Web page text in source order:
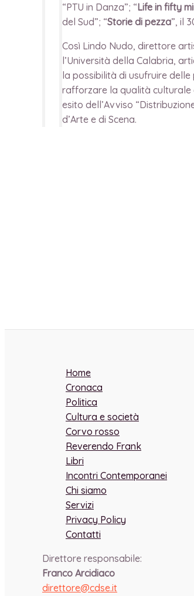
“PTU in Danza”; “Life in fifty
del Sud”; “Storie di pezza”, il
Così Lindo Nudo, direttore
l’Università della Calabria,
la possibilità di usufruire
rafforzare la qualità culturale
esito dell’Avviso
d’Arte e di Scena.
Home
Cronaca
Politica
Cultura e società
Corvo rosso
Reverendo Frank
Libri
Incontri Contemporanei
Chi siamo
Servizi
Privacy Policy
Contatti
Direttore responsabile:
Franco Arcidiaco
direttore@cdse.it